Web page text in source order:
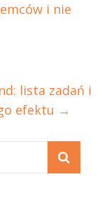
i nie
lista zadań i
efektu →